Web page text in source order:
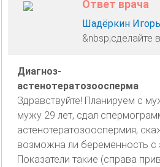
Ответ врача
Шадёркин
&nbsp;сделайте
Диагноз-
астенотератозоосперма
Здравствуйте! Планируем с
мужу 29 лет, сдал
астенотератозооспермия,
возможна ли беременность с
Показатели такие (справа